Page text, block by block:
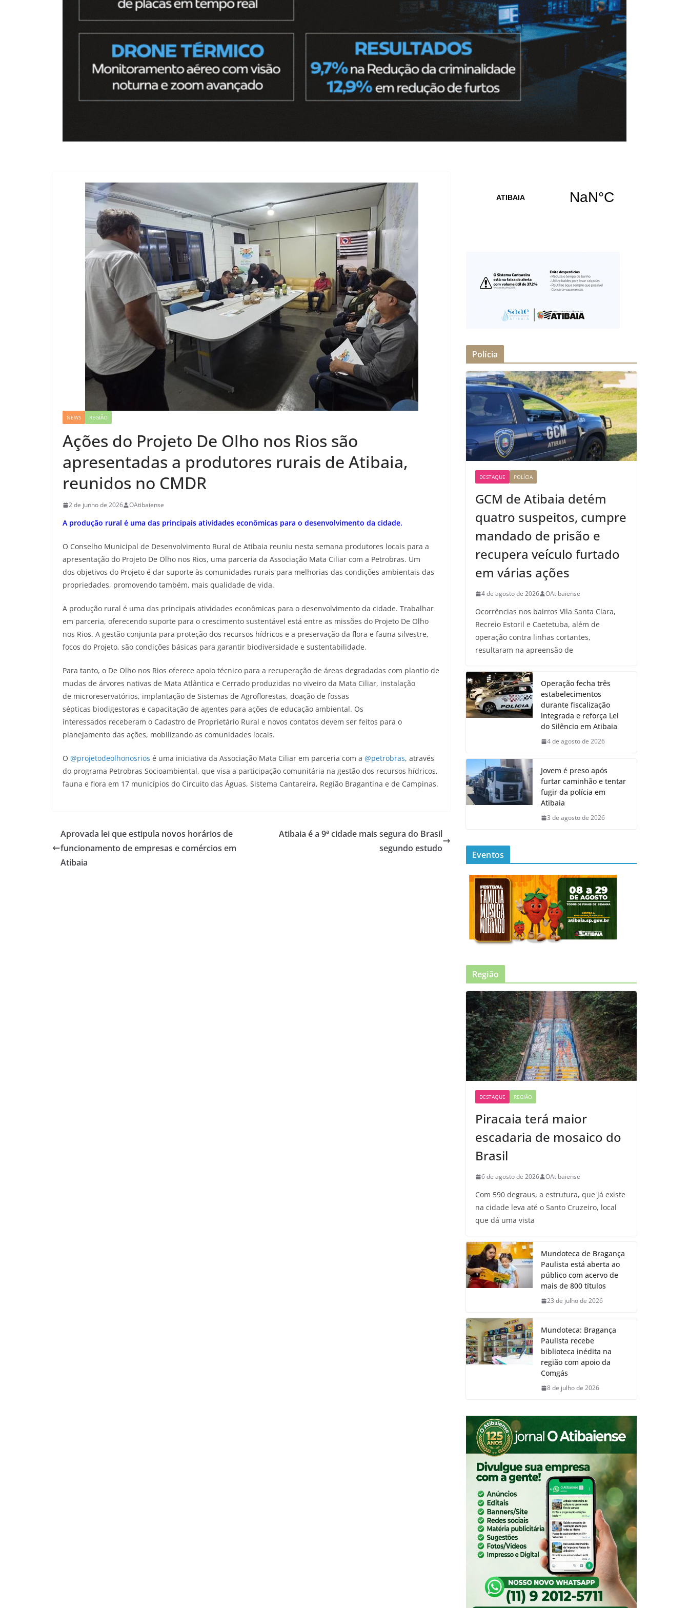
NEWS REGIÃO
Ações do Projeto De Olho nos Rios são
apresentadas a produtores rurais de Atibaia,
reunidos no CMDR
2 de junho de 2026 OAtibaiense
A produção rural é uma das principais atividades econômicas para o desenvolvimento da cidade.
O Conselho Municipal de Desenvolvimento Rural de Atibaia reuniu nesta semana produtores locais para a
apresentação do Projeto De Olho nos Rios, uma parceria da Associação Mata Ciliar com a Petrobras. Um
dos objetivos do Projeto é dar suporte às comunidades rurais para melhorias das condições ambientais das
propriedades, promovendo também, mais qualidade de vida.
A produção rural é uma das principais atividades econômicas para o desenvolvimento da cidade. Trabalhar
em parceria, oferecendo suporte para o crescimento sustentável está entre as missões do Projeto De Olho
nos Rios. A gestão conjunta para proteção dos recursos hídricos e a preservação da flora e fauna silvestre,
focos do Projeto, são condições básicas para garantir biodiversidade e sustentabilidade.
Para tanto, o De Olho nos Rios oferece apoio técnico para a recuperação de áreas degradadas com plantio de
mudas de árvores nativas de Mata Atlântica e Cerrado produzidas no viveiro da Mata Ciliar, instalação
de microreservatórios, implantação de Sistemas de Agroflorestas, doação de fossas
sépticas biodigestoras e capacitação de agentes para ações de educação ambiental. Os
interessados receberam o Cadastro de Proprietário Rural e novos contatos devem ser feitos para o
planejamento das ações, mobilizando as comunidades locais.
O @projetodeolhonosrios é uma iniciativa da Associação Mata Ciliar em parceria com a @petrobras, através
do programa Petrobras Socioambiental, que visa a participação comunitária na gestão dos recursos hídricos,
fauna e flora em 17 municípios do Circuito das Águas, Sistema Cantareira, Região Bragantina e de Campinas.
Aprovada lei que estipula novos horários de
funcionamento de empresas e comércios em
Atibaia
Atibaia é a 9ª cidade mais segura do Brasil
segundo estudo
Polícia
DESTAQUE POLÍCIA
GCM de Atibaia detém
quatro suspeitos, cumpre
mandado de prisão e
recupera veículo furtado
em várias ações
4 de agosto de 2026 OAtibaiense
Ocorrências nos bairros Vila Santa Clara,
Recreio Estoril e Caetetuba, além de
operação contra linhas cortantes,
resultaram na apreensão de
Operação fecha três
estabelecimentos
durante fiscalização
integrada e reforça Lei
do Silêncio em Atibaia
4 de agosto de 2026
Jovem é preso após
furtar caminhão e tentar
fugir da polícia em
Atibaia
3 de agosto de 2026
Eventos
Região
DESTAQUE REGIÃO
Piracaia terá maior
escadaria de mosaico do
Brasil
6 de agosto de 2026 OAtibaiense
Com 590 degraus, a estrutura, que já existe
na cidade leva até o Santo Cruzeiro, local
que dá uma vista
Mundoteca de Bragança
Paulista está aberta ao
público com acervo de
mais de 800 títulos
23 de julho de 2026
Mundoteca: Bragança
Paulista recebe
biblioteca inédita na
região com apoio da
Comgás
8 de julho de 2026